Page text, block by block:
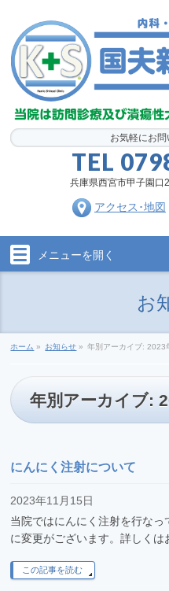
お気軽にお
TEL
兵庫県西宮市甲子園口
アクセス･地図
メニューを開く
お
ホーム » お知らせ » 年別アーカイブ: 2023
年別アーカイブ:
にんにく注射について
2023年11月15日
当院ではにんにく注射を行な
に変更がございます。詳しくは
この記事を読む